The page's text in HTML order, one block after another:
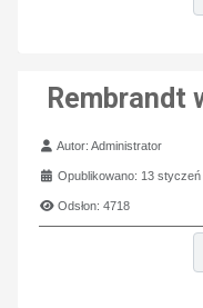
Rembrandt
Szczegóły
Autor:Administrator
Opublikowano: 13 styczeń
Odsłon: 4718